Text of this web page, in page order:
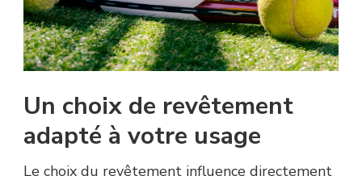
Un choix de revêtement
adapté à votre usage
Le choix du revêtement influence directement